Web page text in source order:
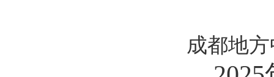
成都地